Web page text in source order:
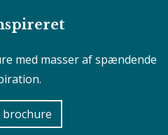
med masser af spændende
brochure